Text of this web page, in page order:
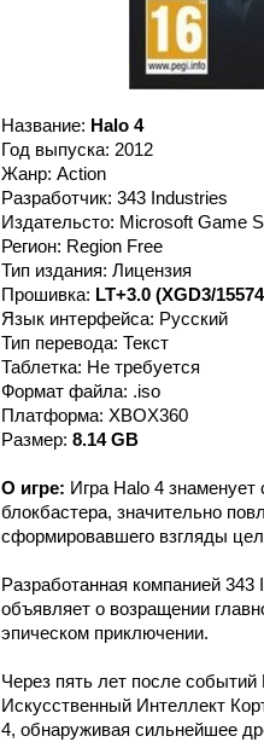
Название: Halo 4
Год выпуска: 2012
Жанр: Action
Разработчик: 343 Industries
Издательсто: Microsoft Game
Регион: Region Free
Тип издания: Лицензия
Прошивка: LT+3.0 (XGD3/
Язык интерфейса: Русский
Тип перевода: Текст
Таблетка: Не требуется
Формат файла: .iso
Платформа: XBOX360
Размер: 8.14 GB
О игре: Игра Halo 4 знаменует
блокбастера, значительно
сформировавшего взгляды
Разработанная компанией
объявляет о возращении
эпическом приключении.
Через пять лет после
Искусственный Интеллект
4, обнаруживая сильнейшее